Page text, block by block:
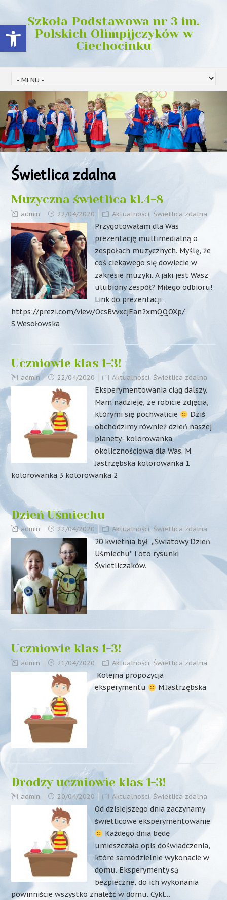
Open toolbar
Szkoła Podstawowa nr 3 im.
Polskich Olimpijczyków w
Ciechocinku
Świetlica zdalna
Muzyczna świetlica kl.4-8
admin 22/04/2020 Aktualności, Świetlica zdalna
Przygotowałam dla Was
prezentację multimedialną o
zespołach muzycznych. Myślę, że
coś ciekawego się dowiecie w
zakresie muzyki. A jaki jest Wasz
ulubiony zespół? Miłego odbioru!
Link do prezentacji:
https://prezi.com/view/OcsBvvxcjEan2xmQQOXp/
S.Wesołowska
Uczniowie klas 1-3!
admin 22/04/2020 Aktualności, Świetlica zdalna
Eksperymentowania ciąg dalszy.
Mam nadzieję, ze robicie zdjęcia,
którymi się pochwalicie
Dziś
obchodzimy również dzień naszej
planety- kolorowanka
okolicznościowa dla Was. M.
Jastrzębska kolorowanka 1
kolorowanka 3 kolorowanka 2
Dzień Uśmiechu
admin 22/04/2020 Aktualności, Świetlica zdalna
20 kwietnia był „Światowy Dzień
Uśmiechu” i oto rysunki
Świetliczaków.
Uczniowie klas 1-3!
admin 21/04/2020 Aktualności, Świetlica zdalna
Kolejna propozycja
eksperymentu
M.Jastrzębska
Drodzy uczniowie klas 1-3!
admin 20/04/2020 Aktualności, Świetlica zdalna
Od dzisiejszego dnia zaczynamy
świetlicowe eksperymentowanie
Każdego dnia będę
umieszczała opis doświadczenia,
które samodzielnie wykonacie w
domu. Eksperymenty są
bezpieczne, do ich wykonania
powinniście wszystko znaleźć w domu. Cykl…